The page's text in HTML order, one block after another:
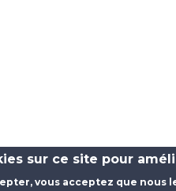
sur ce site pour
vous acceptez que nous